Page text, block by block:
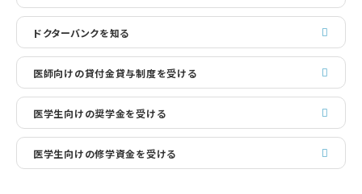
ドクターバンクを知る
医師向けの貸付金貸与制度を受ける
医学生向けの奨学金を受ける
医学生向けの修学資金を受ける